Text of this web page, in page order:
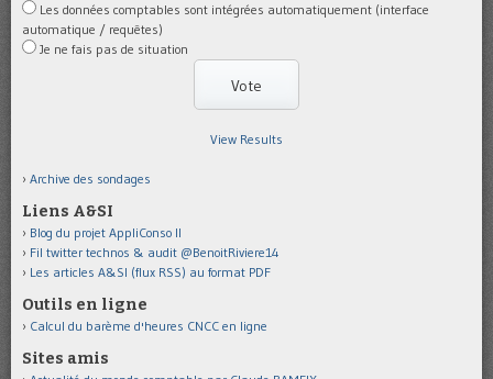
Les données comptables sont intégrées automatiquement (interface
automatique / requêtes)
Je ne fais pas de situation
View Results
Archive des sondages
Liens A&SI
Blog du projet AppliConso II
Fil twitter technos & audit @BenoitRiviere14
Les articles A&SI (flux RSS) au format PDF
Outils en ligne
Calcul du barème d'heures CNCC en ligne
Sites amis